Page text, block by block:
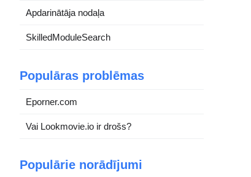
Apdarinātāja nodaļa
SkilledModuleSearch
Populāras problēmas
Eporner.com
Vai Lookmovie.io ir drošs?
Populārie norādījumi